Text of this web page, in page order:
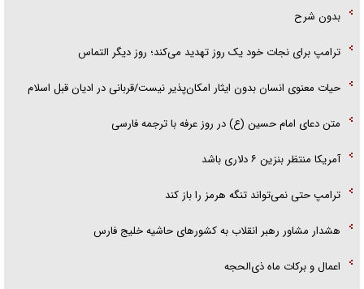
بدون شرح
ترامپ برای نجات خود یک روز تهدید می‌کند؛ روز دیگر التماس
حیات معنوی انسان بدون ایثار امکان‌پذیر نیست/قربانی در ادیان قبل اسلام
متن دعای امام حسین (ع) در روز عرفه با ترجمه فارسی
آمریکا منتظر بنزین ۶ دلاری باشد
ترامپ حتی نمی‌تواند تنگه هرمز را باز کند
هشدار مشاور رهبر انقلاب به کشور‌های حاشیه خلیج فارس
اعمال و برکات ماه ذی‌الحجه